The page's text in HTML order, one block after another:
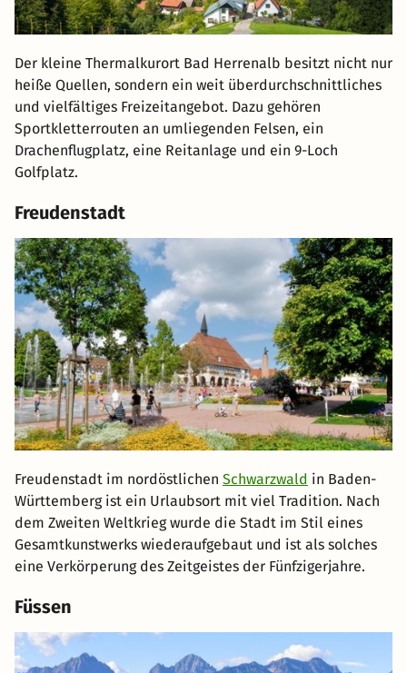
heiße Quellen, sondern ein weit überdurchschnittliches
und vielfältiges Freizeitangebot. Dazu gehören
Sportkletterrouten an umliegenden Felsen, ein
Drachenflugplatz, eine Reitanlage und ein 9-Loch
Golfplatz.
Freudenstadt
Freudenstadt im nordöstlichenSchwarzwaldin Baden-
Württemberg ist ein Urlaubsort mit viel Tradition. Nach
dem Zweiten Weltkrieg wurde die Stadt im Stil eines
Gesamtkunstwerks wiederaufgebaut und ist als solches
eine Verkörperung des Zeitgeistes der Fünfzigerjahre.
Füssen